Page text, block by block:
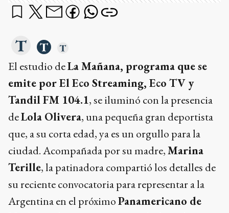
El estudio deLa Mañana, programa que se
emite por El Eco Streaming, Eco TV y
Tandil FM 104.1, se iluminó con la presencia
deLola Olivera, una pequeña gran deportista
que, a su corta edad, ya es un orgullo para la
ciudad. Acompañada por su madre,Marina
Terille, la patinadora compartió los detalles de
su reciente convocatoria para representar a la
Argentina en el próximoPanamericano de